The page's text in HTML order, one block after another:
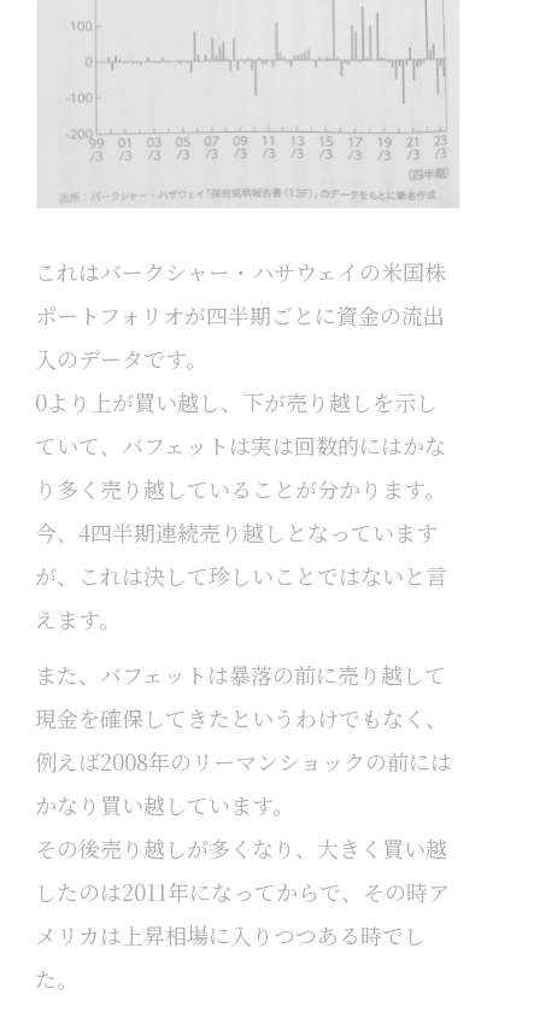
これはバークシャー・ハサウェイの米国株
ポートフォリオが四半期ごとに資金の流出
入のデータです。
0より上が買い越し、下が売り越しを示し
ていて、バフェットは実は回数的にはかな
り多く売り越していることが分かります。
今、4四半期連続売り越しとなっています
が、これは決して珍しいことではないと言
えます。
また、バフェットは暴落の前に売り越して
現金を確保してきたというわけでもなく、
例えば2008年のリーマンショックの前には
かなり買い越しています。
その後売り越しが多くなり、大きく買い越
したのは2011年になってからで、その時ア
メリカは上昇相場に入りつつある時でし
た。